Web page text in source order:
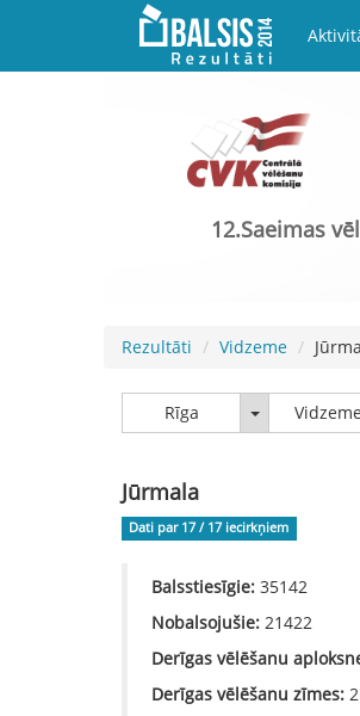
12.Saeimas
Rezultāti Vidzeme
Rīga Rīga Vidzeme
Jūrmala
Dati par 17 / 17 iecirkņiem
Balsstiesīgie: 35142
Nobalsojušie: 21422
Derīgas vēlēšanu
Derīgas vēlēšanu zīmes: